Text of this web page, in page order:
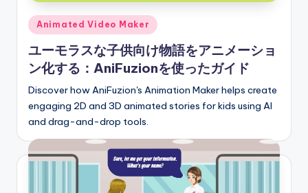
n
si
g
h
t
s
&
Posted
in
Animated Video Maker
ユーモラスな子供向け物語をアニメーショ
ン化する：AniFuzionを使ったガイド
Discover how AniFuzion's Animation Maker helps create
engaging 2D and 3D animated stories for kids using AI
and drag-and-drop tools.